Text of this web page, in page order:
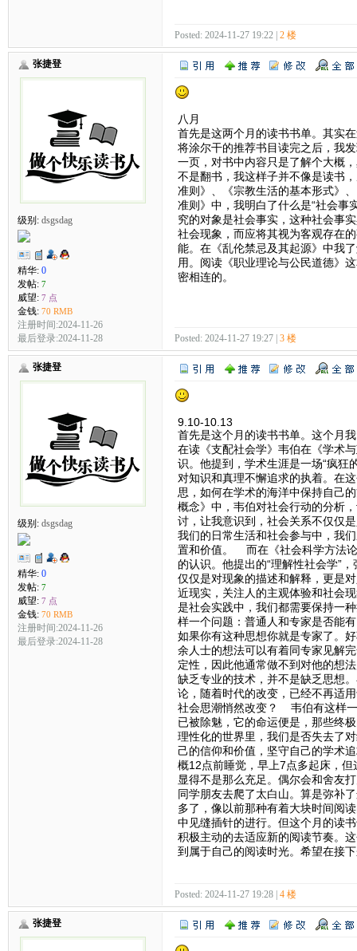
Posted: 2024-11-27 19:22 | 2 楼
张捷登
级别: dsgsdag
精华: 0
发帖: 7
威望: 7 点
金钱: 70 RMB
注册时间:2024-11-26
最后登录:2024-11-28
八月
首先是这两个月的读书书单。其实
将涂尔干的推荐书目读完之后，我
一页，对书中内容只是了解个大概
不是翻书，我这样子并不像是读书
准则》、《宗教生活的基本形式》
准则》中，我明白了什么是“社会事
究的对象是社会事实，这种社会事
社会现象，而应将其视为客观存在
能。在《乱伦禁忌及其起源》中我
用。阅读《职业理论与公民道德》
密相连的。
Posted: 2024-11-27 19:27 | 3 楼
张捷登
级别: dsgsdag
精华: 0
发帖: 7
威望: 7 点
金钱: 70 RMB
注册时间:2024-11-26
最后登录:2024-11-28
9.10-10.13
首先是这个月的读书书单。这个月
在读《支配社会学》韦伯在《学术
识。他提到，学术生涯是一场“疯狂
对知识和真理不懈追求的执着。在
思，如何在学术的海洋中保持自己
概念》中，韦伯对社会行动的分析
讨，让我意识到，社会关系不仅仅
我们的日常生活和社会参与中，我
置和价值。 而在《社会科学方法
的认识。他提出的“理解性社会学”
仅仅是对现象的描述和解释，更是
近现实，关注人的主观体验和社会
是社会实践中，我们都需要保持一
样一个问题：普通人和专家是否能
如果你有这种思想你就是专家了。
余人士的想法可以有着同专家见解
定性，因此他通常做不到对他的想
缺乏专业的技术，并不是缺乏思想
论，随着时代的改变，已经不再适
社会思潮悄然改变？ 韦伯有这样一
已被除魅，它的命运便是，那些终
理性化的世界里，我们是否失去了
己的信仰和价值，坚守自己的学术
概12点前睡觉，早上7点多起床，
显得不是那么充足。偶尔会和舍友
同学朋友去爬了太白山。算是弥补
多了，像以前那种有着大块时间阅
中见缝插针的进行。但这个月的读
积极主动的去适应新的阅读节奏。
到属于自己的阅读时光。希望在接
Posted: 2024-11-27 19:28 | 4 楼
张捷登